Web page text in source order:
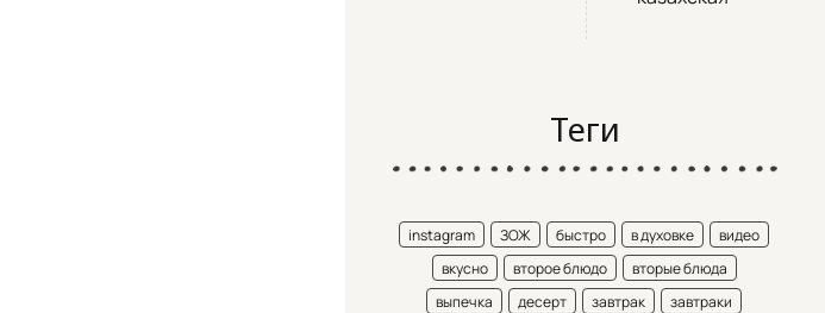
Теги
instagram ЗОЖ быстро в духовке
видео
вкусно
второе блюдо
вторые блюда
выпечка
десерт завтрак
завтраки